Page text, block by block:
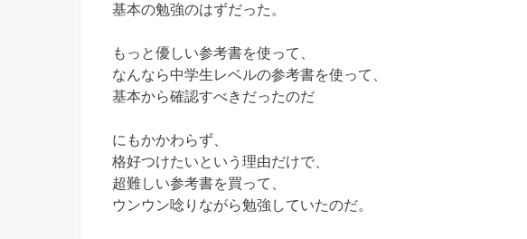
基本の勉強のはずだった。
もっと優しい参考書を使って、
なんなら中学生レベルの参考書を使って、
基本から確認すべきだったのだ
にもかかわらず、
格好つけたいという理由だけで、
超難しい参考書を買って、
ウンウン唸りながら勉強していたのだ。